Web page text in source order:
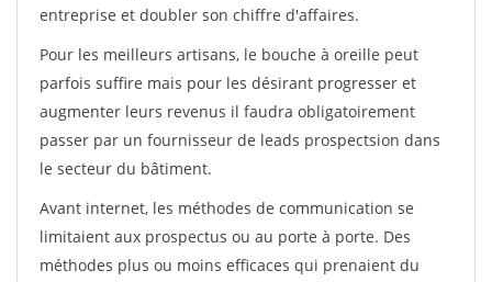
entreprise et doubler son chiffre d'affaires.
Pour les meilleurs artisans, le bouche à oreille peut
parfois suffire mais pour les désirant progresser et
augmenter leurs revenus il faudra obligatoirement
passer par un fournisseur de leads prospectsion dans
le secteur du bâtiment.
Avant internet, les méthodes de communication se
limitaient aux prospectus ou au porte à porte. Des
méthodes plus ou moins efficaces qui prenaient du